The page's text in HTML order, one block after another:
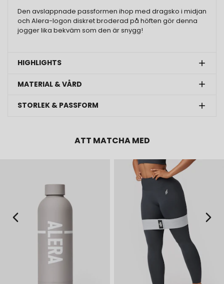
Den avslappnade passformen ihop med dragsko i midjan
och Alera-logon diskret broderad på höften gör denna
jogger lika bekväm som den är snygg!
HIGHLIGHTS
MATERIAL & VÅRD
STORLEK & PASSFORM
ATT MATCHA MED